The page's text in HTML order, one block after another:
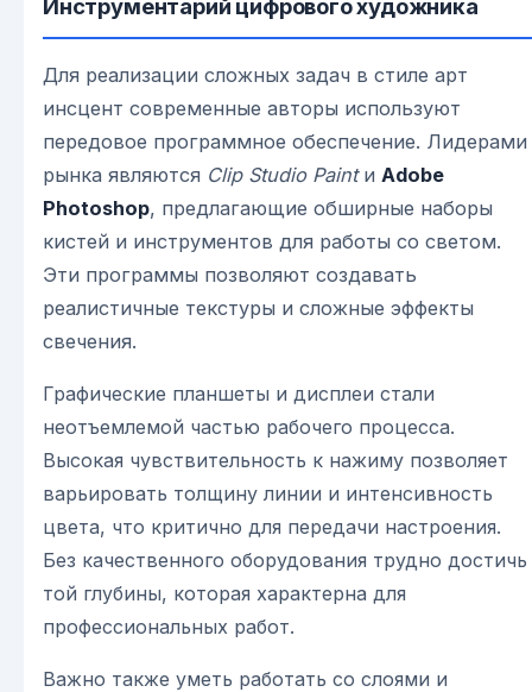
Инструментарий цифрового художника
Для реализации сложных задач в стиле арт
инсцент современные авторы используют
передовое программное обеспечение. Лидерами
рынка являются Clip Studio Paintи Adobe
Photoshop, предлагающие обширные наборы
кистей и инструментов для работы со светом.
Эти программы позволяют создавать
реалистичные текстуры и сложные эффекты
свечения.
Графические планшеты и дисплеи стали
неотъемлемой частью рабочего процесса.
Высокая чувствительность к нажиму позволяет
варьировать толщину линии и интенсивность
цвета, что критично для передачи настроения.
Без качественного оборудования трудно достичь
той глубины, которая характерна для
профессиональных работ.
Важно также уметь работать со слоями и